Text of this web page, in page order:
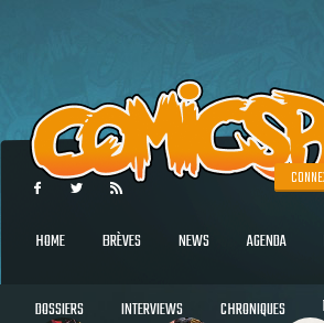
HOME BRÈVES NEWS AGENDA
DOSSIERS INTERVIEWS CHRONIQUES